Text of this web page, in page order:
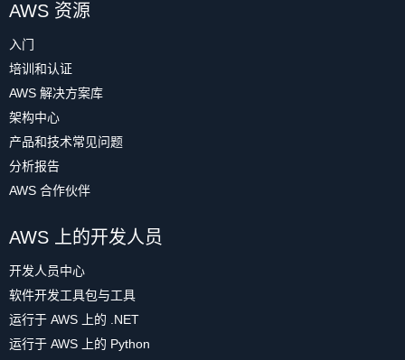
AWS 资源
入门
培训和认证
AWS 解决方案库
架构中心
产品和技术常见问题
分析报告
AWS 合作伙伴
AWS 上的开发人员
开发人员中心
软件开发工具包与工具
运行于 AWS 上的 .NET
运行于 AWS 上的 Python